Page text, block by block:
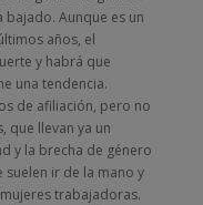
Aunque es un
años, el
y habrá que
una tendencia.
de afiliación, pero no
que llevan ya un
y la brecha de género
suelen ir de la mano y
trabajadoras.